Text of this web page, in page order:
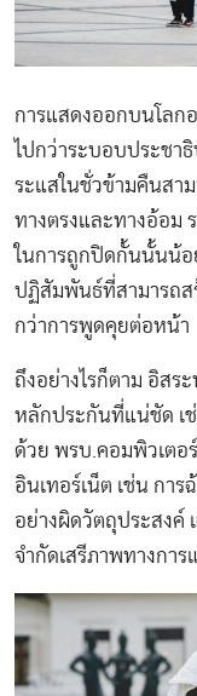
การแสดงออกบนโลก
ไปกว่าระบอบประชา
ระแสในชั่วข้ามคืนสา
ทางตรงและทางอ้อม
ในการถูกปิดกั้นนั้นน้อ
ปฏิสัมพันธ์ที่สามารถส
กว่าการพูดคุยต่อหน้า
ถึงอย่างไรก็ตาม อิสร
หลักประกันที่แน่ชัด เ
ด้วย พรบ.คอมพิวเตอ
อินเทอร์เน็ต เช่น กา
อย่างผิดวัตถุประสงค์
จำกัดเสรีภาพทางกา